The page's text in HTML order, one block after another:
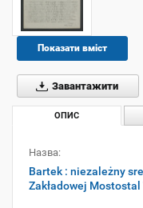
Показати вміст
Завантажити
ОПИС
Назва:
Bartek : niezależny
Zakładowej Mostostal